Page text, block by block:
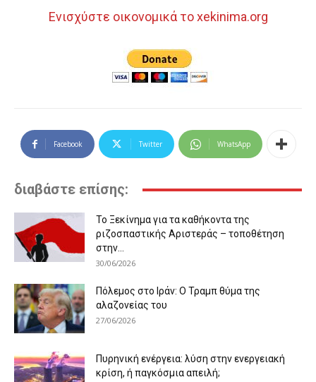
Ενισχύστε οικονομικά το xekinima.org
Facebook Twitter WhatsApp
διαβάστε επίσης:
Το Ξεκίνημα για τα καθήκοντα της
ριζοσπαστικής Αριστεράς – τοποθέτηση
στην...
30/06/2026
Πόλεμος στο Ιράν: Ο Τραμπ θύμα της
αλαζονείας του
27/06/2026
Πυρηνική ενέργεια: λύση στην ενεργειακή
κρίση, ή παγκόσμια απειλή;